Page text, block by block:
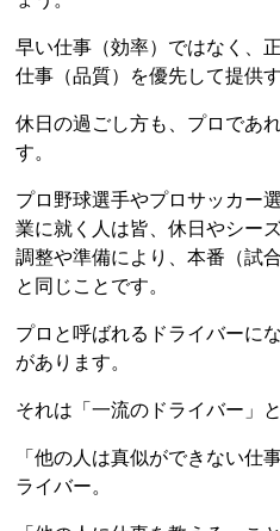
早い仕事（効率）ではなく、
仕事（品質）を優先して提供
休日の過ごし方も、プロであ
す。
プロ野球選手やプロサッカー
業に就く人は皆、休日やシー
調整や準備により、本番（試
と同じことです。
プロと呼ばれるドライバーに
があります。
それは「一流のドライバー」
「他の人は真似ができない仕
ライバー。